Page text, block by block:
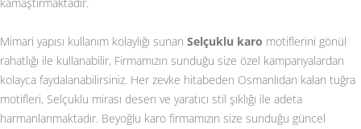
Mimari yapısı kullanım kolaylığı sunan Selçuklu karo motiflerini gönül
rahatlığı ile kullanabilir, Firmamızın sunduğu size özel kampanyalardan
kolayca faydalanabilirsiniz. Her zevke hitabeden Osmanlıdan kalan tuğra
motifleri, Selçuklu mirası desen ve yaratıcı stil şıklığı ile adeta
harmanlanmaktadır. Beyoğlu karo firmamızın size sunduğu güncel